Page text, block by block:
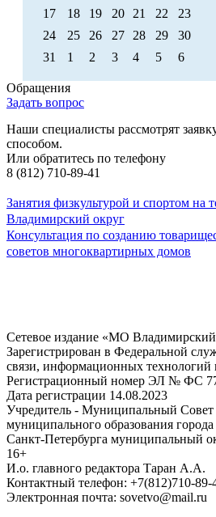
17
18 19 20 21 22
23
24
25 26 27 28 29
30
31
1 2 3 4 5 6
Обращения
Задать вопрос
Наши специалисты рассмотрят
способом.
Или обратитесь по телефону
8 (812) 710-89-41
Занятия физкультурой и спортом
Владимирский округ
Консультация по созданию
советов многоквартирных домов
Сетевое издание «МО Владимирский
Зарегистрирован в Федеральной
связи, информационных
Регистрационный номер ЭЛ № ФС
Дата регистрации 14.08.2023
Учредитель - Муниципальный Совет
муниципального образования
Санкт-Петербурга муниципальный
16+
И.о. главного редактора Таран А.А.
Контактный телефон: +7(812)710-89-
Электронная почта: sovetvo@mail.ru